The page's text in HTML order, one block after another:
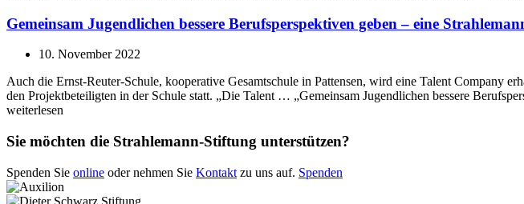
Gemeinsam Jugendlichen bessere Berufsperspektiven geben – eine
10. November 2022
Auch die Ernst-Reuter-Schule, kooperative Gesamtschule in Pattensen, wird eine Talent Company
den Projektbeteiligten in der Schule statt. „Die Talent … „Gemeinsam Jugendlichen bessere
weiterlesen
Sie möchten die Strahlemann-Stiftung unterstützen?
Spenden Sie online oder nehmen Sie Kontakt zu uns auf. Spenden